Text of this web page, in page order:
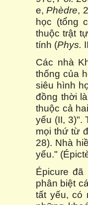
e,Phèdre,
học (tổng
thuộc trật
tính (Phys.
Các nhà
thống của
siêu hình
đồng thời
thuộc cả
yếu (II, 3)".
mọi thứ từ
28). Nhà
yếu."
Épicure
phân biệt
tất yếu, có